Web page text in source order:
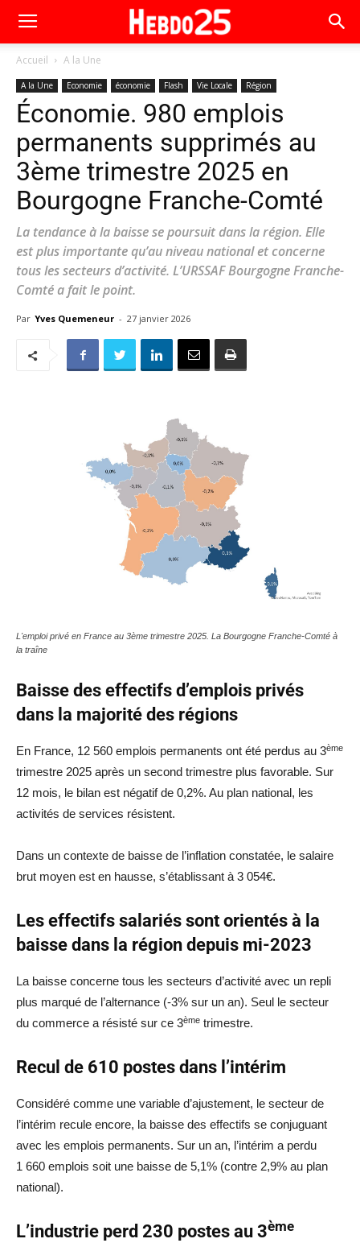
Accueil A la Une
A la Une Economie économie Flash Vie Locale Région
Économie. 980 emplois
permanents supprimés au
3ème trimestre 2025 en
Bourgogne Franche-Comté
La tendance à la baisse se poursuit dans la région. Elle
est plus importante qu’au niveau national et concerne
tous les secteurs d’activité. L’URSSAF Bourgogne Franche-
Comté a fait le point.
Par Yves Quemeneur - 27 janvier 2026
L'emploi privé en France au 3ème trimestre 2025. La Bourgogne Franche-Comté à
la traîne
Baisse des effectifs d’emplois privés
dans la majorité des régions
En France, 12 560 emplois permanents ont été perdus au 3ème
trimestre 2025 après un second trimestre plus favorable. Sur
12 mois, le bilan est négatif de 0,2%. Au plan national, les
activités de services résistent.
Dans un contexte de baisse de l’inflation constatée, le salaire
brut moyen est en hausse, s’établissant à 3 054€.
Les effectifs salariés sont orientés à la
baisse dans la région depuis mi-2023
La baisse concerne tous les secteurs d’activité avec un repli
plus marqué de l’alternance (-3% sur un an). Seul le secteur
du commerce a résisté sur ce 3ème trimestre.
Recul de 610 postes dans l’intérim
Considéré comme une variable d’ajustement, le secteur de
l’intérim recule encore, la baisse des effectifs se conjuguant
avec les emplois permanents. Sur un an, l’intérim a perdu
1 660 emplois soit une baisse de 5,1% (contre 2,9% au plan
national).
L’industrie perd 230 postes au 3ème